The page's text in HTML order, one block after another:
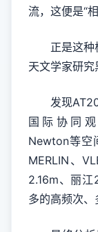
流，这便是“
正是这种极
天文学家研究
发现
国际协同
Newton等空
MERLIN、
2.16m、丽
多的高频次、